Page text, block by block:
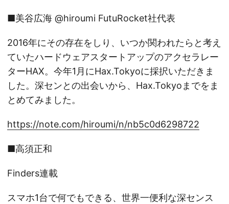
■美谷広海 @hiroumi FutuRocket社代表
2016年にその存在をしり、いつか関われたらと考え
ていたハードウェアスタートアップのアクセラレー
ターHAX。今年1月にHax.Tokyoに採択いただきま
した。深センとの出会いから、Hax.Tokyoまでをま
とめてみました。
https://note.com/hiroumi/n/nb5c0d6298722
■高須正和
Finders連載
スマホ1台で何でもできる、世界一便利な深センス